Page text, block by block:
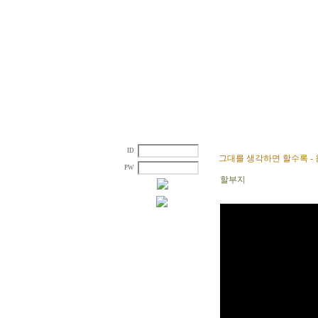
ID
PW
그대를 생각하면 할수록 -
할부지